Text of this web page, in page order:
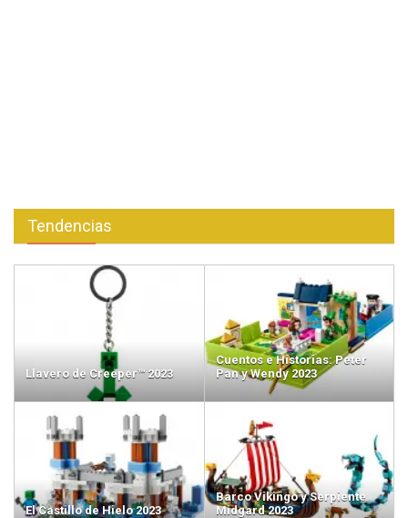
Tendencias
Llavero de Creeper™ 2023
Cuentos e Historias: Peter
Pan y Wendy 2023
El Castillo de Hielo 2023
Barco Vikingo y Serpiente
Midgard 2023